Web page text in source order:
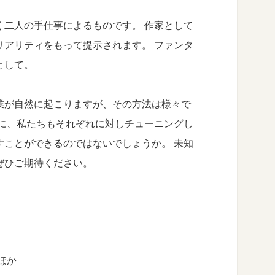
人の手仕事によるものです。 作家として
リティをもって提示されます。 ファンタ
て。
自然に起こりますが、その方法は様々で
、私たちもそれぞれに対しチューニングし
とができるのではないでしょうか。 未知
ご期待ください。
か